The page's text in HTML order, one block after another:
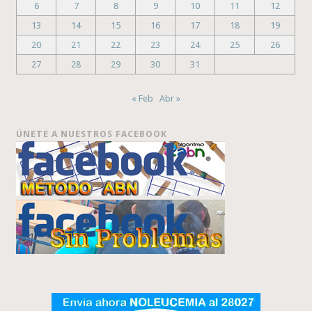
6
7 8 9 10 11
12
13
14 15 16 17 18
19
20
21 22 23 24 25
26
27
28 29 30 31
« Feb Abr »
ÚNETE A NUESTROS FACEBOOK